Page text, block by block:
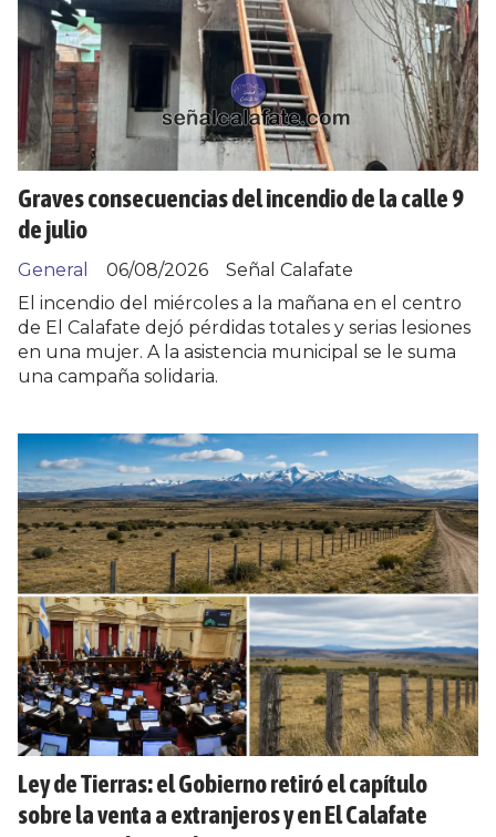
Graves consecuencias del incendio de la calle 9
de julio
Señal Calafate
General
06/08/2026
El incendio del miércoles a la mañana en el centro
de El Calafate dejó pérdidas totales y serias lesiones
en una mujer. A la asistencia municipal se le suma
una campaña solidaria.
Ley de Tierras: el Gobierno retiró el capítulo
sobre la venta a extranjeros y en El Calafate